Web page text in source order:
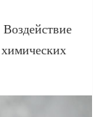
Воздействие